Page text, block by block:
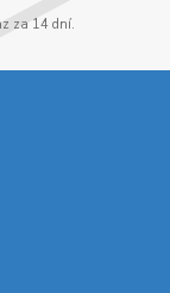
za 14 dní.